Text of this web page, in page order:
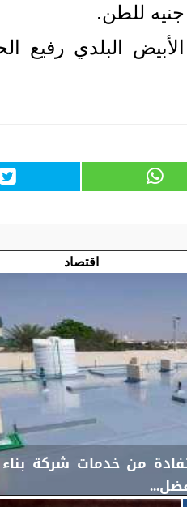
اقتصاد
من خدمات شركة بناء